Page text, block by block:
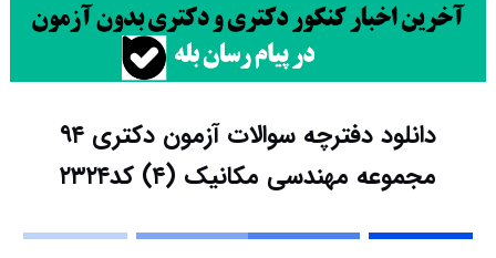
دانلود دفترچه سوالات آزمون دکتری ۹۴
مجموعه مهندسی مکانیک (۴) کد۲۳۲۴